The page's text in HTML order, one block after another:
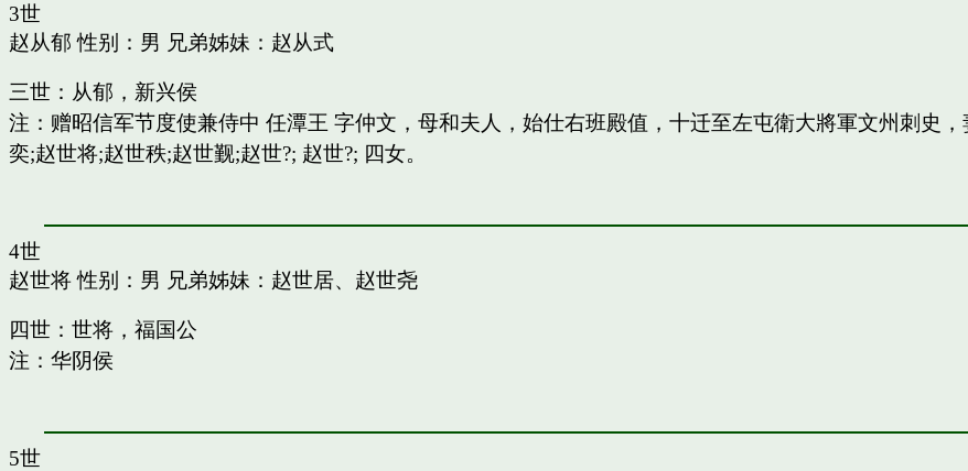
3世
赵从郁 性别：男 兄弟姊妹： 赵从式
三世：从郁，新兴侯
注：赠昭信军节度使兼侍中 任潭王 字仲文，母和夫人，始仕右班殿值，十迁至左屯衛大將軍文州刺史
奕;赵世将;赵世秩;赵世觐;赵世?; 赵世?; 四女。
4世
赵世将性别：男 兄弟姊妹： 赵世居、 赵世尧
四世：世将，福国公
注：华阴侯
5世